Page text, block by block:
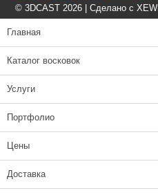
© 3DCAST 2026 | Сделано с
Главная
Каталог восковок
Услуги
Портфолио
Цены
Доставка